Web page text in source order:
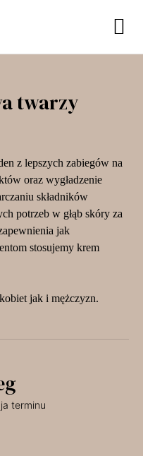
twarzy
z lepszych zabiegów na
oraz wygładzenie
składników
potrzeb w głąb skóry za
jak
stosujemy krem
jak i mężczyzn.
terminu